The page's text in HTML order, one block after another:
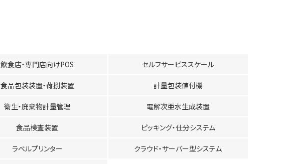
飲食店・専門店向けPOS セルフサービススケール
食品包装装置・荷捌装置 計量包装値付機
衛生・廃棄物計量管理 電解次亜水生成装置
食品検査装置 ピッキング・仕分システム
ラベルプリンター クラウド・サーバー型システム